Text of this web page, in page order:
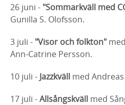
26 juni - "Sommarkväll med
Gunilla S. Olofsson.
3 juli - "Visor och folkton"
Ann-Catrine Persson.
10 juli - Jazzkväll med
17 juli -Allsångskväll med